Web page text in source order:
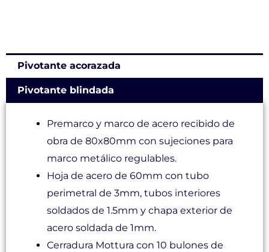
Pivotante acorazada
Pivotante blindada
Premarco y marco de acero recibido de
obra de 80x80mm con sujeciones para
marco metálico regulables.
Hoja de acero de 60mm con tubo
perimetral de 3mm, tubos interiores
soldados de 1.5mm y chapa exterior de
acero soldada de 1mm.
Cerradura Mottura con 10 bulones de